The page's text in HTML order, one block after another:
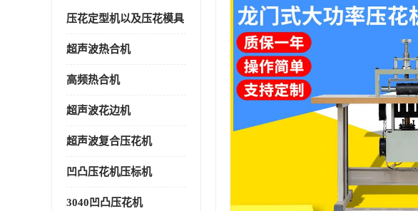
压花定型机以及压花模具
超声波热合机
高频热合机
超声波花边机
超声波复合压花机
凹凸压花机压标机
3040凹凸压花机